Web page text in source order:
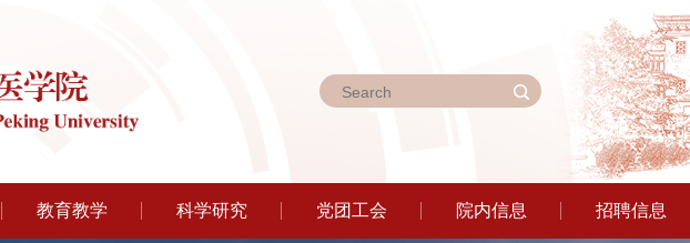
教育教学 科学研究 党团工会 院内信息 招聘信息